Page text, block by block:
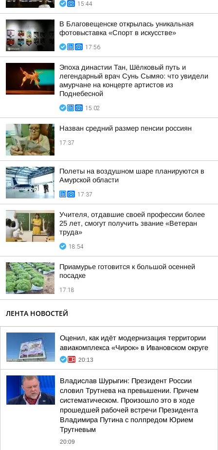
15:44
В Благовещенске открылась уникальная
фотовыставка «Спорт в искусстве»
17:56
Эпоха династии Тан, Шёлковый путь и
легендарный врач Сунь Сымяо: что увидели
амурчане на концерте артистов из
Поднебесной
15:02
Назван средний размер пенсии россиян
17:37
Полеты на воздушном шаре планируются в
Амурской области
17:37
Учителя, отдавшие своей профессии более
25 лет, смогут получить звание «Ветеран
труда»
18:54
Приамурье готовится к большой осенней
посадке
17:18
ЛЕНТА НОВОСТЕЙ
Оценил, как идёт модернизация территории
авиакомплекса «Чирок» в Ивановском округе
20:13
Владислав Шурыгин: Президент России
словил Трутнева на превышении. Причем
систематическом. Произошло это в ходе
прошедшей рабочей встречи Президента
Владимира Путина с полпредом Юрием
Трутневым
20:09